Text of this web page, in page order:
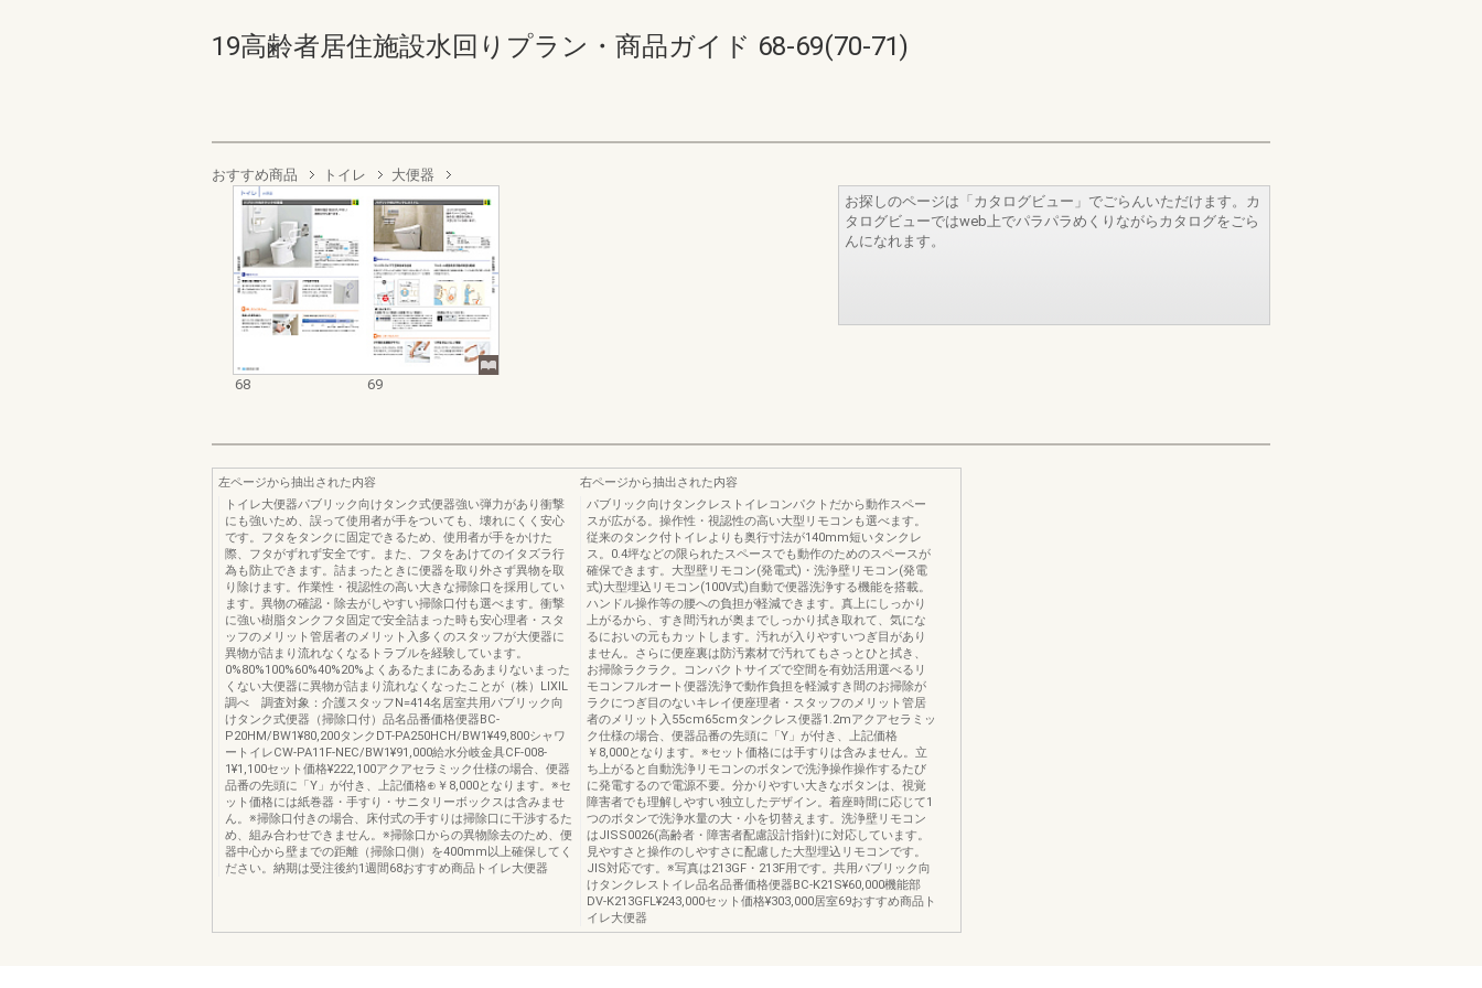
19高齢者居住施設水回りプラン・商品ガイド 68-69(70-71)
おすすめ商品 トイレ 大便器
68 69
お探しのページは「カタログビュー」でごらんいただけます。カ
タログビューではweb上でパラパラめくりながらカタログをごら
んになれます。
左ページから抽出された内容
トイレ大便器パブリック向けタンク式便器強い弾力があり衝撃
にも強いため、誤って使用者が手をついても、壊れにくく安心
です。フタをタンクに固定できるため、使用者が手をかけた
際、フタがずれず安全です。また、フタをあけてのイタズラ行
為も防止できます。詰まったときに便器を取り外さず異物を取
り除けます。作業性・視認性の高い大きな掃除口を採用してい
ます。異物の確認・除去がしやすい掃除口付も選べます。衝撃
に強い樹脂タンクフタ固定で安全詰まった時も安心理者・スタ
ッフのメリット管居者のメリット入多くのスタッフが大便器に
異物が詰まり流れなくなるトラブルを経験しています。
0%80%100%60%40%20%よくあるたまにあるあまりないまった
くない大便器に異物が詰まり流れなくなったことが（株）LIXIL
調べ 調査対象：介護スタッフN=414名居室共用パブリック向
けタンク式便器（掃除口付）品名品番価格便器BC-
P20HM/BW1¥80,200タンクDT-PA250HCH/BW1¥49,800シャワ
ートイレCW-PA11F-NEC/BW1¥91,000給水分岐金具CF-008-
1¥1,100セット価格¥222,100アクアセラミック仕様の場合、便器
品番の先頭に「Y」が付き、上記価格⊕￥8,000となります。※セ
ット価格には紙巻器・手すり・サニタリーボックスは含みませ
ん。※掃除口付きの場合、床付式の手すりは掃除口に干渉するた
め、組み合わせできません。※掃除口からの異物除去のため、便
器中心から壁までの距離（掃除口側）を400mm以上確保してく
ださい。納期は受注後約1週間68おすすめ商品トイレ大便器
右ページから抽出された内容
パブリック向けタンクレストイレコンパクトだから動作スペー
スが広がる。操作性・視認性の高い大型リモコンも選べます。
従来のタンク付トイレよりも奥行寸法が140mm短いタンクレ
ス。0.4坪などの限られたスペースでも動作のためのスペースが
確保できます。大型壁リモコン(発電式)・洗浄壁リモコン(発電
式)大型埋込リモコン(100V式)自動で便器洗浄する機能を搭載。
ハンドル操作等の腰への負担が軽減できます。真上にしっかり
上がるから、すき間汚れが奥までしっかり拭き取れて、気にな
るにおいの元もカットします。汚れが入りやすいつぎ目があり
ません。さらに便座裏は防汚素材で汚れてもさっとひと拭き、
お掃除ラクラク。コンパクトサイズで空間を有効活用選べるリ
モコンフルオート便器洗浄で動作負担を軽減すき間のお掃除が
ラクにつぎ目のないキレイ便座理者・スタッフのメリット管居
者のメリット入55cm65cmタンクレス便器1.2mアクアセラミッ
ク仕様の場合、便器品番の先頭に「Y」が付き、上記価格
￥8,000となります。※セット価格には手すりは含みません。立
ち上がると自動洗浄リモコンのボタンで洗浄操作操作するたび
に発電するので電源不要。分かりやすい大きなボタンは、視覚
障害者でも理解しやすい独立したデザイン。着座時間に応じて1
つのボタンで洗浄水量の大・小を切替えます。洗浄壁リモコン
はJISS0026(高齢者・障害者配慮設計指針)に対応しています。
見やすさと操作のしやすさに配慮した大型埋込リモコンです。
JIS対応です。※写真は213GF・213F用です。共用パブリック向
けタンクレストイレ品名品番価格便器BC-K21S¥60,000機能部
DV-K213GFL¥243,000セット価格¥303,000居室69おすすめ商品ト
イレ大便器